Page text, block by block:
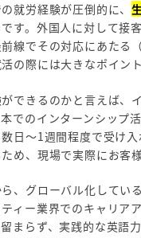
就労経験が圧倒的に、
す。外国人に対して接
線でその対応にあたる
の際には大きなポイン
できるのかと言えば、
でのインターンシップ
日～1週間程度で受け
め、現場で実際にお客
、グローバル化してい
ィー業界でのキャリア
まらず、実践的な英語